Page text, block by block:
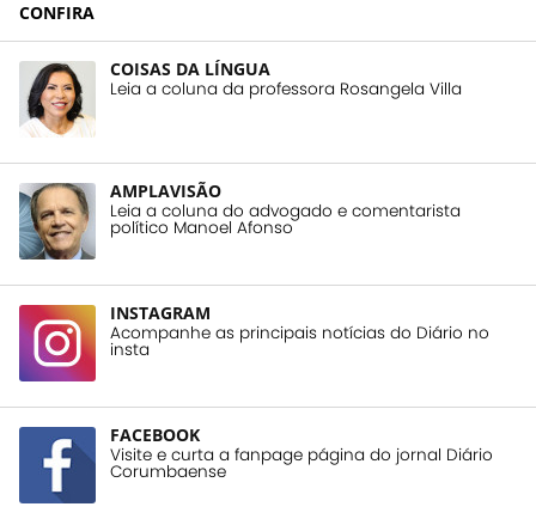
CONFIRA
COISAS DA LÍNGUA
Leia a coluna da professora Rosangela Villa
AMPLAVISÃO
Leia a coluna do advogado e comentarista
político Manoel Afonso
INSTAGRAM
Acompanhe as principais notícias do Diário no
insta
FACEBOOK
Visite e curta a fanpage página do jornal Diário
Corumbaense